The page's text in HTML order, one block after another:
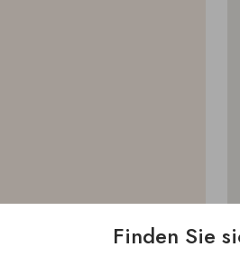
Finden Sie